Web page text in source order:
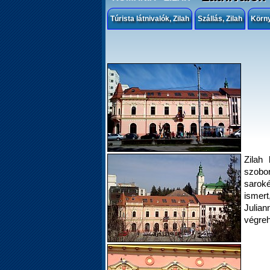
Túrista látnivalók, Zilah Szállás, Zilah
Zilah